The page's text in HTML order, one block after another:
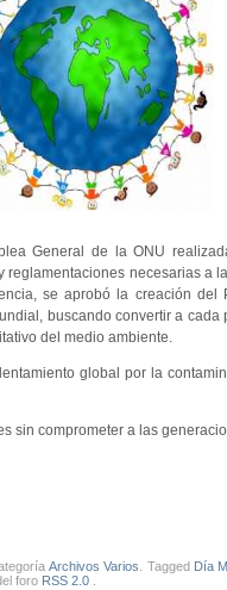
General de la ONU
necesarias a
se aprobó la creación
buscando convertir a
del medio ambiente.
global por la
sin comprometer a las
Archivos Varios . Tagged Día
foro RSS 2.0.